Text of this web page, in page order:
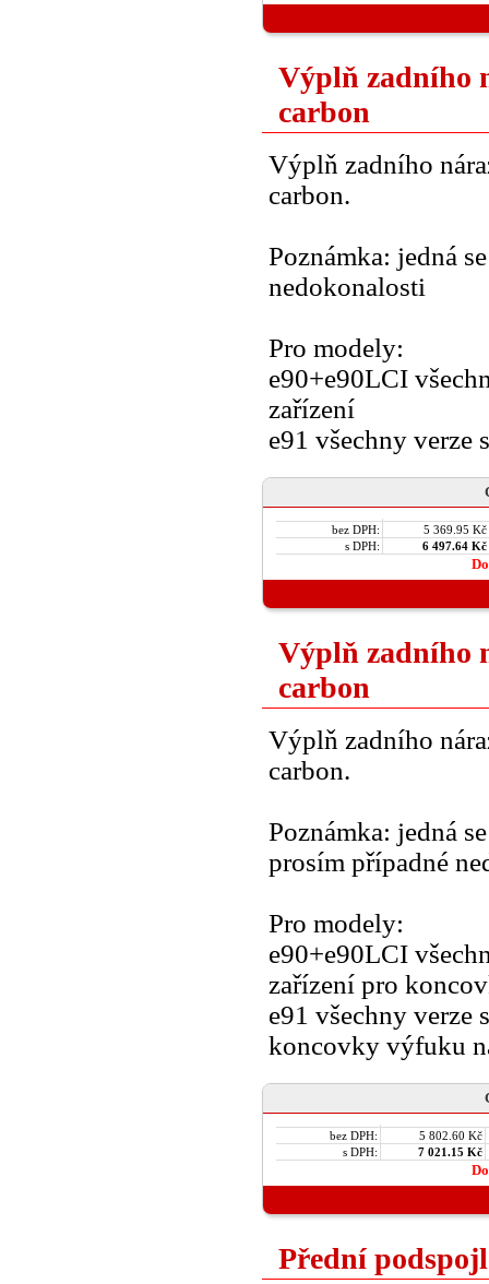
Výplň zadního
carbon
Výplň zadního
carbon.
Poznámka: jedná
nedokonalosti
Pro modely:
e90+e90LCI
zařízení
e91 všechny verze
bez DPH:
5 369.95 Kč
s DPH:
6 497.64 Kč
Výplň zadního
carbon
Výplň zadního
carbon.
Poznámka: jedná
prosím případné
Pro modely:
e90+e90LCI
zařízení pro
e91 všechny verze
koncovky výfuku
bez DPH:
5 802.60 Kč
s DPH:
7 021.15 Kč
Přední